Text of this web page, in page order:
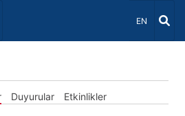
Dil Seçiniz
EN
Duyurular Etkinlikler